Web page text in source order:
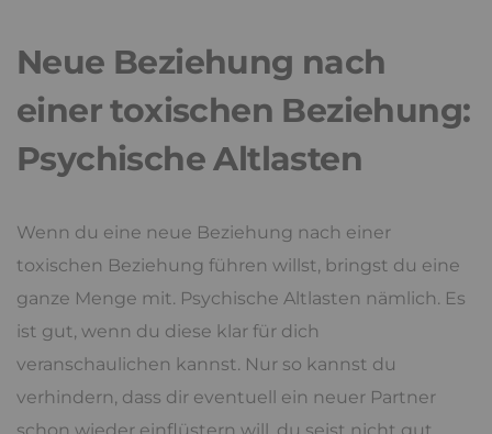
Neue Beziehung nach
einer toxischen Beziehung:
Psychische Altlasten
Wenn du eine neue Beziehung nach einer
toxischen Beziehung führen willst, bringst du eine
ganze Menge mit. Psychische Altlasten nämlich. Es
ist gut, wenn du diese klar für dich
veranschaulichen kannst. Nur so kannst du
verhindern, dass dir eventuell ein neuer Partner